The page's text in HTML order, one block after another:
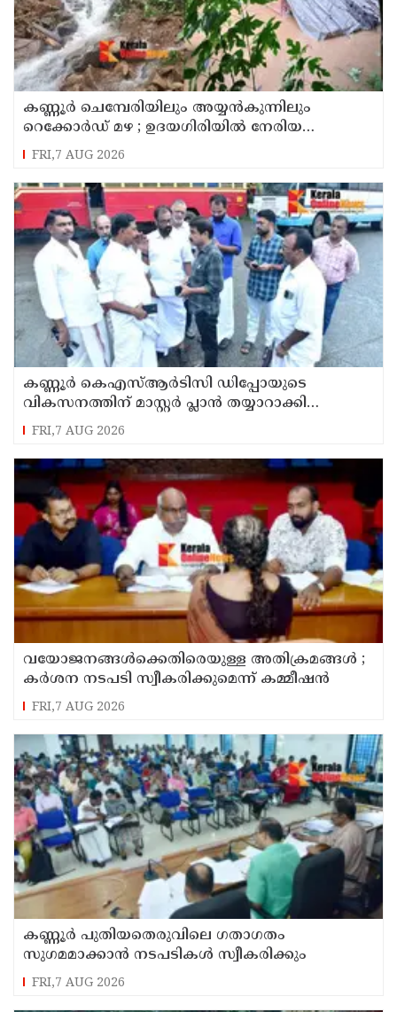
കണ്ണൂർ ചെമ്പേരിയിലും അയ്യൻകുന്നിലും
റെക്കോർഡ് മഴ ; ഉദയഗിരിയിൽ നേരിയ
ഉരുൾപൊട്ടൽ; 13 പേരെ ക്യാമ്പിലേക്ക് മാറ്റി
FRI,7 AUG 2026
കണ്ണൂർ കെഎസ്ആർടിസി ഡിപ്പോയുടെ
വികസനത്തിന് മാസ്റ്റർ പ്ലാൻ തയ്യാറാക്കി
സമർപ്പിക്കും : ടി ഒ മോഹനൻ എം എൽ എ
FRI,7 AUG 2026
വയോജനങ്ങൾക്കെതിരെയുള്ള അതിക്രമങ്ങൾ ;
കർശന നടപടി സ്വീകരിക്കുമെന്ന് കമ്മീഷൻ
FRI,7 AUG 2026
കണ്ണൂർ പുതിയതെരുവിലെ ഗതാഗതം
സുഗമമാക്കാന്‍ നടപടികള്‍ സ്വീകരിക്കും
FRI,7 AUG 2026